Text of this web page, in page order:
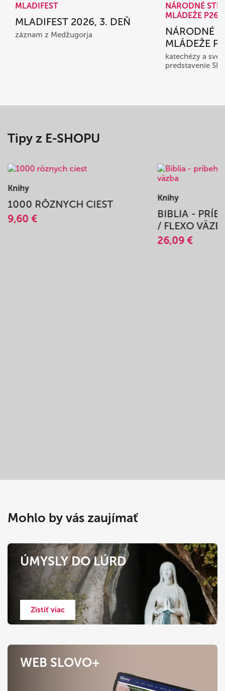
MLADIFEST
MLADIFEST 2026, 3. DEŇ
záznam z Medžugorja
NÁRODNÉ
MLÁDEŽE P26
NÁRODNÉ
MLÁDEŽE
katechézy a
predstavenie
Tipy z E-SHOPU
Knihy
1000 RÔZNYCH CIEST
9,60 €
Knihy
BIBLIA -
/ FLEXO
26,09 €
Mohlo by vás zaujímať
ÚMYSLY DO LÚRD
Zistiť viac
WEB SLOVO+